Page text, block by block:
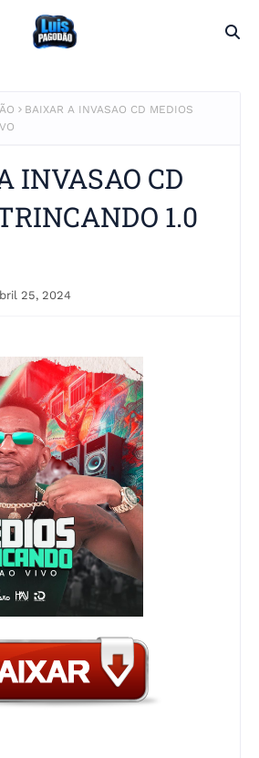
BAIXAR A INVASAO CD MEDIOS
INVASAO CD
1.0
25, 2024